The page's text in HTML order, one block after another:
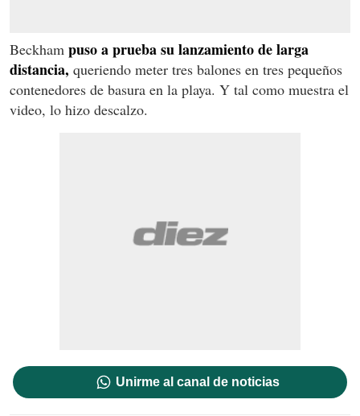
Beckham puso a prueba su lanzamiento de larga
distancia, queriendo meter tres balones en tres pequeños
contenedores de basura en la playa. Y tal como muestra el
video, lo hizo descalzo.
Unirme al canal de noticias